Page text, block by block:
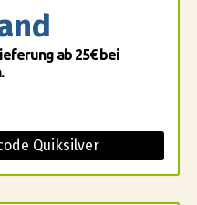
ab 25€ bei
Quiksilver